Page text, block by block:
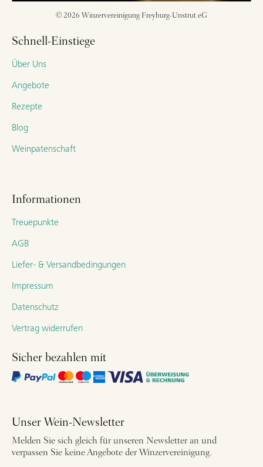
© 2026 Winzervereinigung Freyburg-Unstrut eG
Schnell-Einstiege
Über Uns
Angebote
Rezepte
Blog
Weinpatenschaft
Informationen
Treuepunkte
AGB
Liefer- & Versandbedingungen
Impressum
Datenschutz
Vertrag widerrufen
Sicher bezahlen mit
Unser Wein-Newsletter
Melden Sie sich gleich für unseren Newsletter an und
verpassen Sie keine Angebote der Winzervereinigung.